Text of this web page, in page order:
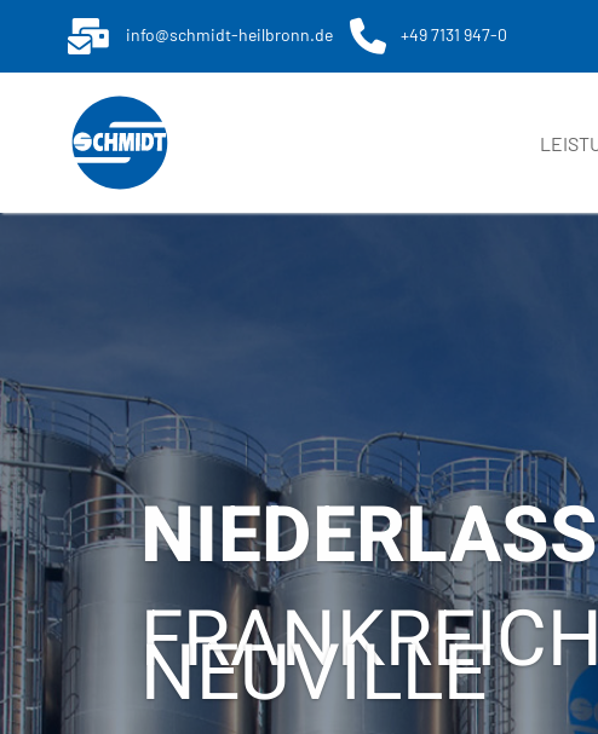
info@schmidt-heilbronn.de +49 7131 947-0
NEUVILLE